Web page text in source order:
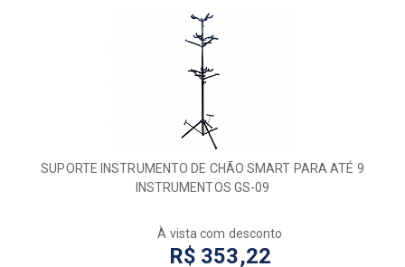
SUPORTE INSTRUMENTO DE CHÃO SMART PARA ATÉ 9
INSTRUMENTOS GS-09
À vista com desconto
R$ 353,22